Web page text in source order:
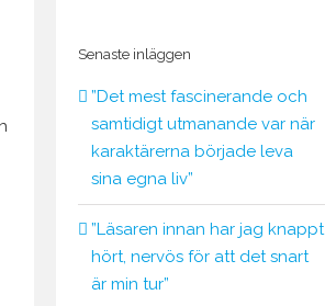
Senaste inläggen
”Det mest fascinerande och
samtidigt utmanande var när
karaktärerna började leva
sina egna liv”
”Läsaren innan har jag knappt
hört, nervös för att det snart
är min tur”